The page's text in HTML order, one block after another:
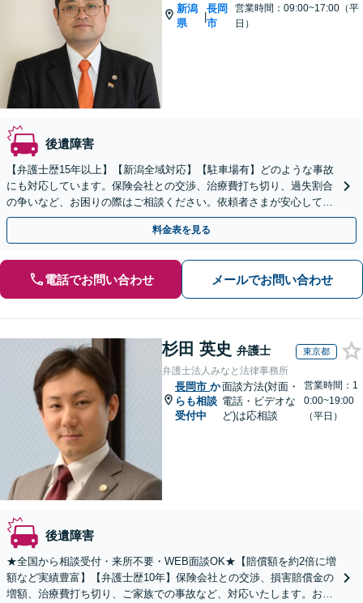
新潟
県
|
長岡
市
営業時間：09:00~17:00（平
日）
後遺障害
【弁護士歴15年以上】【新潟全域対応】【駐車場有】どのような事故
にも対応しています。保険会社との交渉、治療費打ち切り、過失割合
の争いなど、お困りの際はご相談ください。依頼者さまが安心して治
療に専念できるよう、迅速かつ丁寧に対応いたします。
料金表を見る
電話でお問い合わせ メールでお問い合わせ
杉田 英史 弁護士 東京都
弁護士法人みなと法律事務所
長岡市 か
らも相談
受付中
面談方法(対面・
電話・ビデオな
ど)は応相談
営業時間：1
0:00~19:00
（平日）
後遺障害
★全国から相談受付・来所不要・WEB面談OK★【賠償額を約2倍に増
額など実績豊富】【弁護士歴10年】保険会社との交渉、損害賠償金の
増額、治療費打ち切り、ご家族での事故など、対応いたします。お早